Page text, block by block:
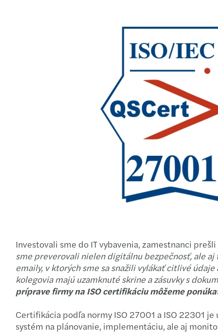
Investovali sme do IT vybavenia, zamestnanci
sme preverovali nielen digitálnu bezpečnosť, ale aj
emaily, v ktorých sme sa snažili vylákať citlivé
kolegovia majú uzamknuté skrine a zásuvky s
príprave firmy na ISO certifikáciu môžeme
Certifikácia podľa normy ISO 27001 a ISO 22301
systém na plánovanie, implementáciu, ale aj